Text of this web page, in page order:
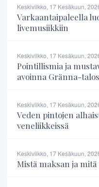
Keskiviikko, 17 Kesäkuun,
Varkaantaipaleella
livemusiikkiin
Keskiviikko, 17 Kesäkuun,
Pointillismia ja
avoinna Gränna-
Keskiviikko, 17 Kesäkuun,
Veden pintojen
veneliikkeissä
Keskiviikko, 17 Kesäkuun,
Mistä maksan ja